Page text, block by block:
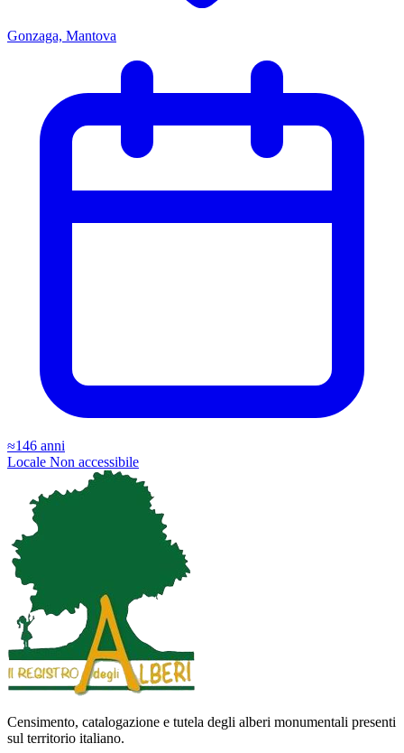
Gonzaga, Mantova
≈146 anni
Locale Non accessibile
Censimento, catalogazione e tutela degli alberi monumentali presenti
sul territorio italiano.